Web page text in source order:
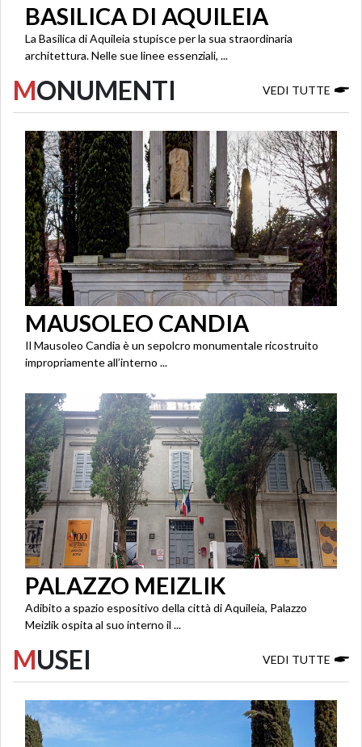
BASILICA DI AQUILEIA
La Basilica di Aquileia stupisce per la sua straordinaria
architettura. Nelle sue linee essenziali, ...
MONUMENTI VEDI TUTTE
MAUSOLEO CANDIA
Il Mausoleo Candia è un sepolcro monumentale ricostruito
impropriamente all’interno ...
PALAZZO MEIZLIK
Adibito a spazio espositivo della città di Aquileia, Palazzo
Meizlik ospita al suo interno il ...
MUSEI VEDI TUTTE